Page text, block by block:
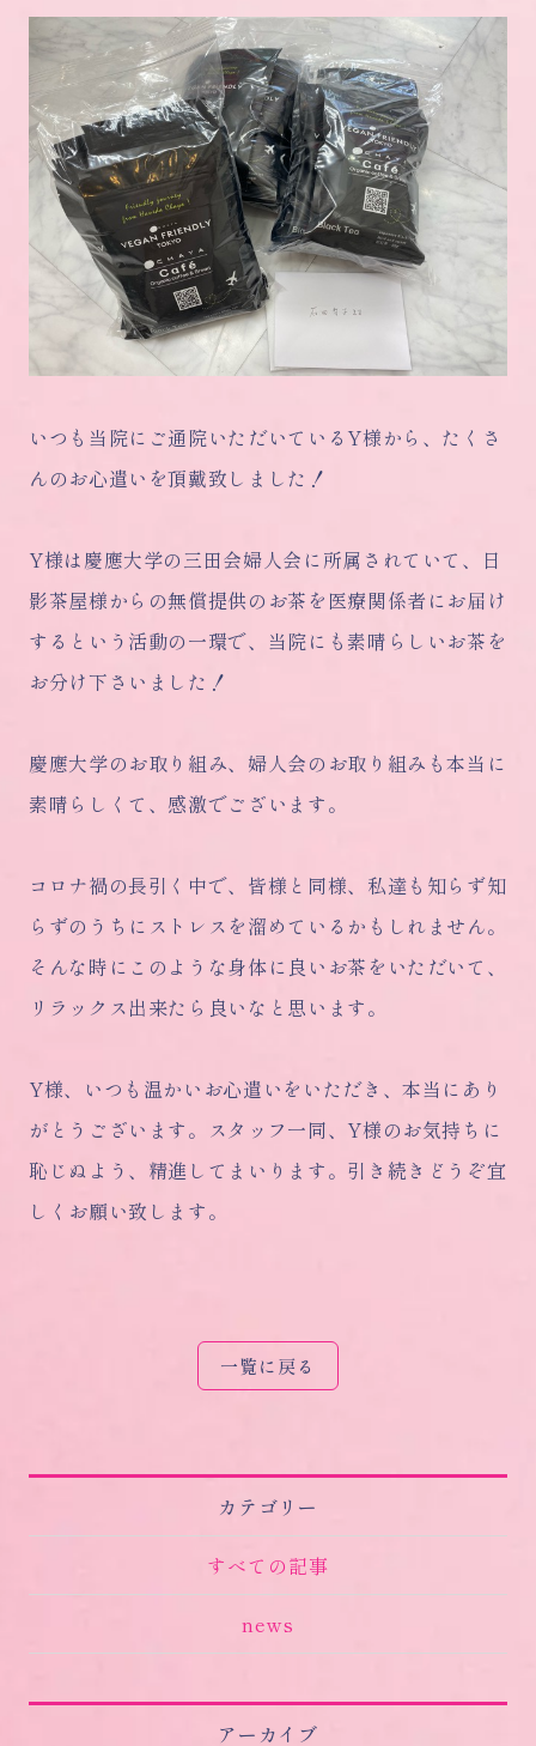
カテゴリー
すべての記事
news
アーカイブ
いつも当院にご通院いただいているY様から、たくさ
んのお心遣いを頂戴致しました！
Y様は慶應大学の三田会婦人会に所属されていて、日
影茶屋様からの無償提供のお茶を医療関係者にお届け
するという活動の一環で、当院にも素晴らしいお茶を
お分け下さいました！
慶應大学のお取り組み、婦人会のお取り組みも本当に
素晴らしくて、感激でございます。
コロナ禍の長引く中で、皆様と同様、私達も知らず知
らずのうちにストレスを溜めているかもしれません。
そんな時にこのような身体に良いお茶をいただいて、
リラックス出来たら良いなと思います。
Y様、いつも温かいお心遣いをいただき、本当にあり
がとうございます。スタッフ一同、Y様のお気持ちに
恥じぬよう、精進してまいります。引き続きどうぞ宜
しくお願い致します。
一覧に戻る